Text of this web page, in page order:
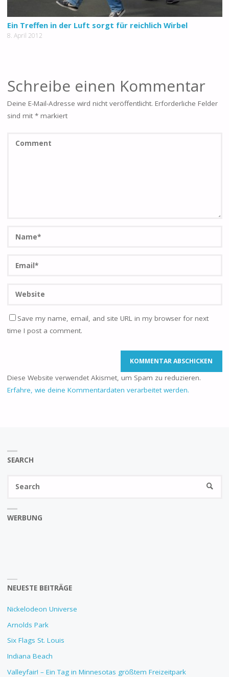
Ein Treffen in der Luft sorgt für reichlich Wirbel
8. April 2012
Schreibe einen Kommentar
Deine E-Mail-Adresse wird nicht veröffentlicht. Erforderliche Felder
sind mit *markiert
Save my name, email, and site URL in my browser for next
time I post a comment.
Diese Website verwendet Akismet, um Spam zu reduzieren.
Erfahre, wie deine Kommentardaten verarbeitet werden.
SEARCH
WERBUNG
NEUESTE BEITRÄGE
Nickelodeon Universe
Arnolds Park
Six Flags St. Louis
Indiana Beach
Valleyfair! – Ein Tag in Minnesotas größtem Freizeitpark